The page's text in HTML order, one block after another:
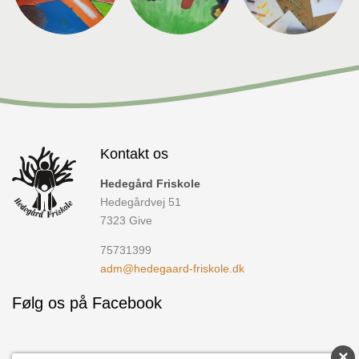
Kontakt os
Hedegård Friskole
Hedegårdvej 51
7323 Give
75731399
adm@hedegaard-friskole.dk
Følg os på Facebook